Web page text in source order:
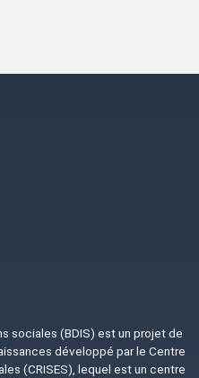
sociales (BDIS) est un projet de
développé par le Centre
(CRISES), lequel est un centre